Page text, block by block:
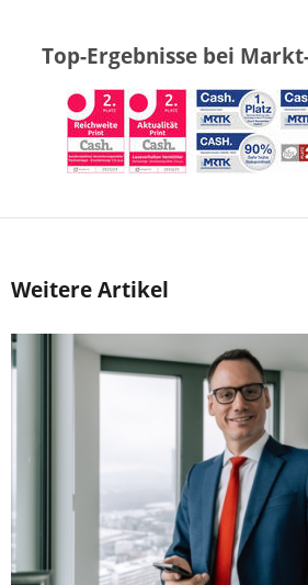
Top-Ergebnisse bei
Weitere Artikel